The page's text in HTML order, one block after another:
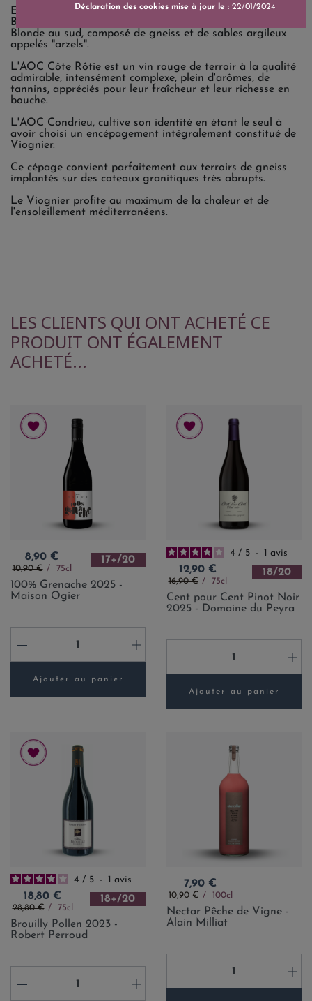
En Côte-Rôtie, il y a deux terroirs bien distincts : la Côte
Brune au nord et ses micaschistes riches en fer, et la Côte
Blonde au sud, composé de gneiss et de sables argileux
appelés "arzels".
L'AOC Côte Rôtie est un vin rouge de terroir à la qualité
admirable, intensément complexe, plein d'arômes, de
tannins, appréciés pour leur fraîcheur et leur richesse en
bouche.
L'AOC Condrieu, cultive son identité en étant le seul à
avoir choisi un encépagement intégralement constitué de
Viognier.
Ce cépage convient parfaitement aux terroirs de gneiss
implantés sur des coteaux granitiques très abrupts.
Le Viognier profite au maximum de la chaleur et de
l'ensoleillement méditerranéens.
LES CLIENTS QUI ONT ACHETÉ CE
PRODUIT ONT ÉGALEMENT
ACHETÉ...
Prix
8,90 €
Prix de base
10,90 € 75cl
17+/20
100% Grenache 2025 -
Maison Ogier
- +
Ajouter au panier
4 / 5 - 1 avis
Prix
12,90 €
Prix de base
16,90 € 75cl
18/20
Cent pour Cent Pinot Noir
2025 - Domaine du Peyra
- +
Ajouter au panier
4 / 5 - 1 avis
Prix
18,80 €
Prix de base
28,80 € 75cl
18+/20
Brouilly Pollen 2023 -
Robert Perroud
- +
Prix
7,90 €
Prix de base
10,90 € 100cl
Nectar Pêche de Vigne -
Alain Milliat
- +
Déclaration des cookies mise à jour le :22/01/2024